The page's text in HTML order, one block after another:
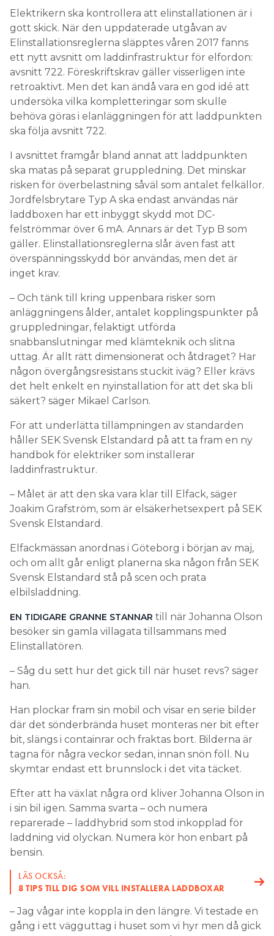
Elektrikern ska kontrollera att elinstallationen är i
gott skick. När den uppdaterade utgåvan av
Elinstallationsreglerna släpptes våren 2017 fanns
ett nytt avsnitt om laddinfrastruktur för elfordon:
avsnitt 722. Föreskriftskrav gäller visserligen inte
retroaktivt. Men det kan ändå vara en god idé att
undersöka vilka kompletteringar som skulle
behöva göras i elanläggningen för att laddpunkten
ska följa avsnitt 722.
I avsnittet framgår bland annat att laddpunkten
ska matas på separat gruppledning. Det minskar
risken för överbelastning såväl som antalet felkällor.
Jordfelsbrytare Typ A ska endast användas när
laddboxen har ett inbyggt skydd mot DC-
felströmmar över 6 mA. Annars är det Typ B som
gäller. Elinstallationsreglerna slår även fast att
överspänningsskydd bör användas, men det är
inget krav.
– Och tänk till kring uppenbara risker som
anläggningens ålder, antalet kopplingspunkter på
gruppledningar, felaktigt utförda
snabbanslutningar med klämteknik och slitna
uttag. Är allt rätt dimensionerat och åtdraget? Har
någon övergångsresistans stuckit iväg? Eller krävs
det helt enkelt en nyinstallation för att det ska bli
säkert? säger Mikael Carlson.
För att underlätta tillämpningen av standarden
håller SEK Svensk Elstandard på att ta fram en ny
handbok för elektriker som installerar
laddinfrastruktur.
– Målet är att den ska vara klar till Elfack, säger
Joakim Grafström, som är elsäkerhetsexpert på SEK
Svensk Elstandard.
Elfackmässan anordnas i Göteborg i början av maj,
och om allt går enligt planerna ska någon från SEK
Svensk Elstandard stå på scen och prata
elbilsladdning.
EN TIDIGARE GRANNE STANNAR till när Johanna Olson
besöker sin gamla villagata tillsammans med
Elinstallatören.
– Såg du sett hur det gick till när huset revs? säger
han.
Han plockar fram sin mobil och visar en serie bilder
där det sönderbrända huset monteras ner bit efter
bit, slängs i containrar och fraktas bort. Bilderna är
tagna för några veckor sedan, innan snön föll. Nu
skymtar endast ett brunnslock i det vita täcket.
Efter att ha växlat några ord kliver Johanna Olson in
i sin bil igen. Samma svarta – och numera
reparerade – laddhybrid som stod inkopplad för
laddning vid olyckan. Numera kör hon enbart på
bensin.
LÄS OCKSÅ:
8 TIPS TILL DIG SOM VILL INSTALLERA LADDBOXAR
– Jag vågar inte koppla in den längre. Vi testade en
gång i ett vägguttag i huset som vi hyr men då gick